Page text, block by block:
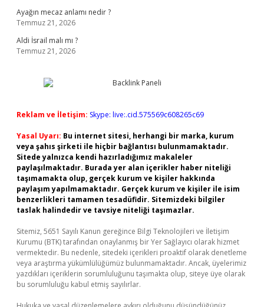
Ayağın mecaz anlamı nedir ?
Temmuz 21, 2026
Aldi İsrail malı mı ?
Temmuz 21, 2026
Reklam ve İletişim: Skype: live:.cid.575569c608265c69
Yasal Uyarı: Bu internet sitesi, herhangi bir marka, kurum
veya şahıs şirketi ile hiçbir bağlantısı bulunmamaktadır.
Sitede yalnızca kendi hazırladığımız makaleler
paylaşılmaktadır. Burada yer alan içerikler haber niteliği
taşımamakta olup, gerçek kurum ve kişiler hakkında
paylaşım yapılmamaktadır. Gerçek kurum ve kişiler ile isim
benzerlikleri tamamen tesadüfidir. Sitemizdeki bilgiler
taslak halindedir ve tavsiye niteliği taşımazlar.
Sitemiz, 5651 Sayılı Kanun gereğince Bilgi Teknolojileri ve İletişim
Kurumu (BTK) tarafından onaylanmış bir Yer Sağlayıcı olarak hizmet
vermektedir. Bu nedenle, sitedeki içerikleri proaktif olarak denetleme
veya araştırma yükümlülüğümüz bulunmamaktadır. Ancak, üyelerimiz
yazdıkları içeriklerin sorumluluğunu taşımakta olup, siteye üye olarak
bu sorumluluğu kabul etmiş sayılırlar.